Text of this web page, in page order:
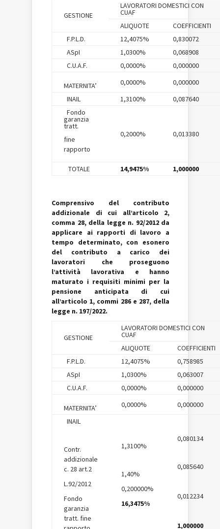
GESTIONE
LAVORATORI DOMESTICI CON
CUAF
ALIQUOTE
COEFFICIENTI
F.P.L.D.
12,4075%
0,830072
ASpI
1,0300%
0,068908
C.U.A.F.
0,0000% 0,000000
MATERNITA’ 0,0000%
0,000000
INAIL
1,3100%
0,087640
Fondo
garanzia
tratt.
fine
rapporto
0,2000% 0,013380
TOTALE 14,9475% 1,000000
Comprensivo del contributo
addizionale di cui all’articolo 2,
comma 28, della legge n. 92/2012 da
applicare ai rapporti di lavoro a
tempo determinato, con esonero
del contributo a carico dei
lavoratori che proseguono
l’attività lavorativa e hanno
maturato i requisiti minimi per la
pensione anticipata di cui
all’articolo 1, commi 286 e 287, della
legge n. 197/2022.
GESTIONE
LAVORATORI DOMESTICI CON
CUAF
ALIQUOTE
COEFFICIENTI
F.P.L.D.
12,4075%
0,758985
ASpI
1,0300%
0,063007
C.U.A.F.
0,0000% 0,000000
MATERNITA’ 0,0000%
0,000000
INAIL
Contr.
addizionale
c. 28 art.2
L.92/2012
Fondo
garanzia
tratt. fine
1,3100%
1,40%
0,200000%
16,3475%
0,080134
0,085640
0,012234
1,000000